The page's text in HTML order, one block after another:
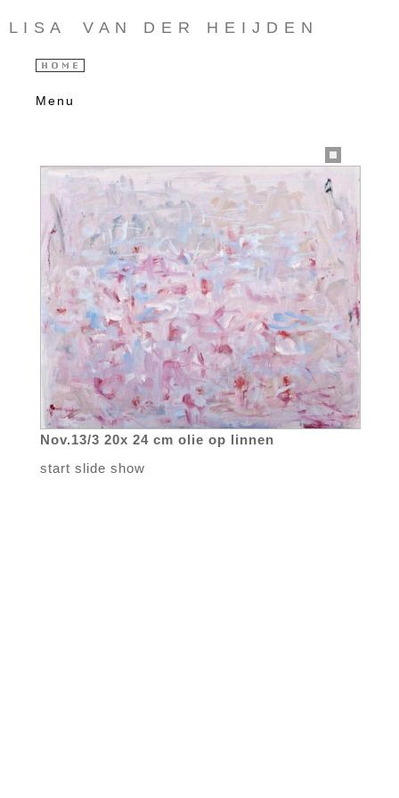
L I S A V A N D E R H E I J D E N
Menu
Nov.13/3 20x 24 cm olie op linnen
start slide show